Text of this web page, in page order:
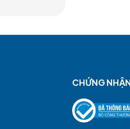
thập phương. Những màn
gian sôi động và đầy sắc